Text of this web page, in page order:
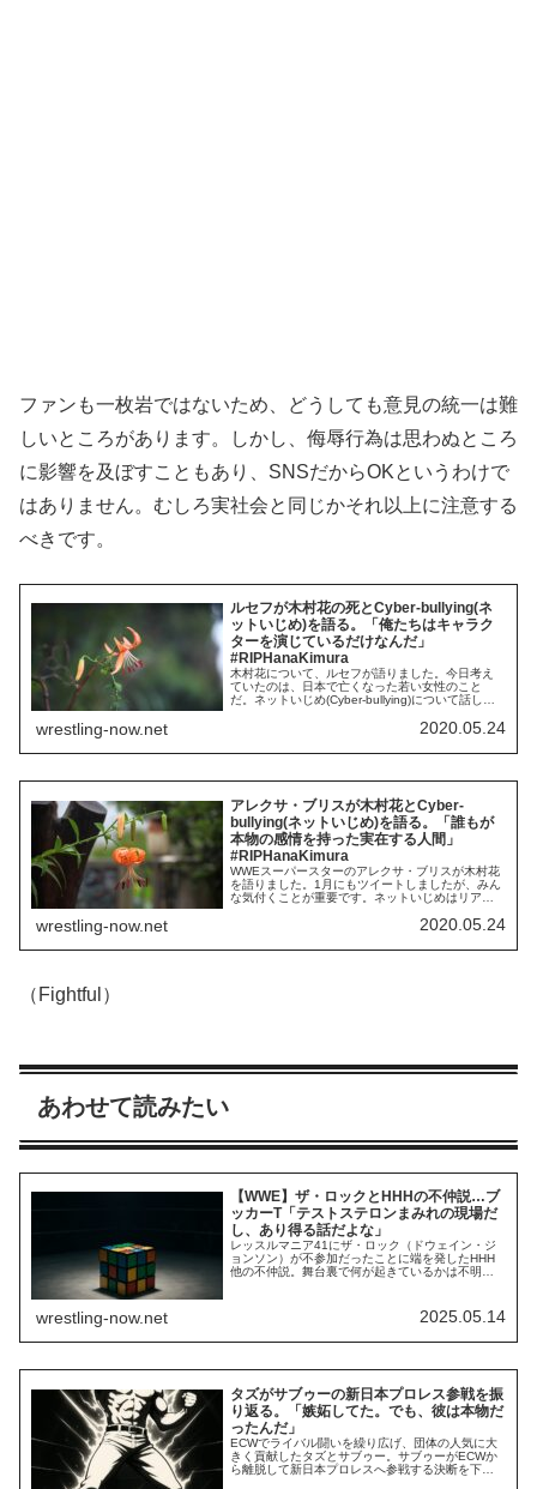
ファンも一枚岩ではないため、どうしても意見の統一は難
しいところがあります。しかし、侮辱行為は思わぬところ
に影響を及ぼすこともあり、SNSだからOKというわけで
はありません。むしろ実社会と同じかそれ以上に注意する
べきです。
ルセフが木村花の死とCyber-bullying(ネ
ットいじめ)を語る。「俺たちはキャラク
ターを演じているだけなんだ」
#RIPHanaKimura
木村花について、ルセフが語りました。今日考え
ていたのは、日本で亡くなった若い女性のこと
だ。ネットいじめ(Cyber-bullying)について話した
ィアは素晴らしいよ。俺はソーシャル・メディア
も、これは止めないといけない。いじめられるこ
wrestling-now.net 2020.05.24
アレクサ・ブリスが木村花とCyber-
bullying(ネットいじめ)を語る。「誰もが
本物の感情を持った実在する人間」
#RIPHanaKimura
WWEスーパースターのアレクサ・ブリスが木村花
を語りました。1月にもツイートしましたが、みん
な気付くことが重要です。ネットいじめはリアル
ず、言葉には大きな影響力があるということを。
せん。でも、彼女と家族のことを考えると心が痛
wrestling-now.net 2020.05.24
（Fightful）
あわせて読みたい
【WWE】ザ・ロックとHHHの不仲説…ブ
ッカーT「テストステロンまみれの現場だ
し、あり得る話だよな」
レッスルマニア41にザ・ロック（ドウェイン・ジ
ョンソン）が不参加だったことに端を発したHHH
他の不仲説。舞台裏で何が起きているかは不明で
をヒールターンさせたロック様は、シナとコーデ
ィ・ローデスの統一王座をめぐるストーリーに深
wrestling-now.net 2025.05.14
タズがサブゥーの新日本プロレス参戦を振
り返る。「嫉妬してた。でも、彼は本物だ
ったんだ」
ECWでライバル闘いを繰り広げ、団体の人気に大
きく貢献したタズとサブゥー。サブゥーがECWか
ら離脱して新日本プロレスへ参戦する決断を下し